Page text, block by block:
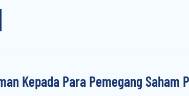
Kepada Para Pemegang Saham